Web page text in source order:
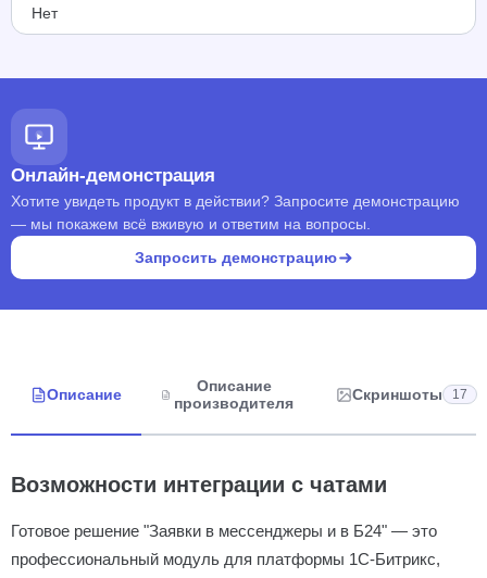
Нет
Онлайн-демонстрация
Хотите увидеть продукт в действии? Запросите демонстрацию
— мы покажем всё вживую и ответим на вопросы.
Запросить демонстрацию
Описание
Описание
производителя
Скриншоты 17
Возможности интеграции с чатами
Готовое решение "Заявки в мессенджеры и в Б24" — это
профессиональный модуль для платформы 1С-Битрикс,